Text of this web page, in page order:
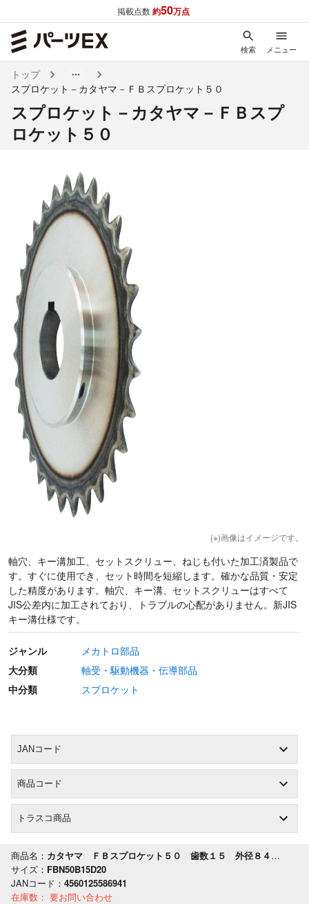
掲載点数約50万点
検索 メニュー
トップ
スプロケット－カタヤマ－ＦＢスプロケット５０
スプロケット－カタヤマ－ＦＢスプ
ロケット５０
(※)画像はイメージです。
軸穴、キー溝加工、セットスクリュー、ねじも付いた加工済製品で
す。すぐに使用でき、セット時間を短縮します。確かな品質・安定
した精度があります。軸穴、キー溝、セットスクリューはすべて
JIS公差内に加工されており、トラブルの心配がありません。新JIS
キー溝仕様です。
ジャンル
メカトロ部品
大分類
軸受・駆動機器・伝導部品
中分類
スプロケット
JANコード
商品コード
トラスコ商品
商品名： カタヤマ ＦＢスプロケット５０ 歯数１５ 外径８４ 軸穴径２０
サイズ： FBN50B15D20
JANコード： 4560125586941
在庫数： 要お問い合わせ